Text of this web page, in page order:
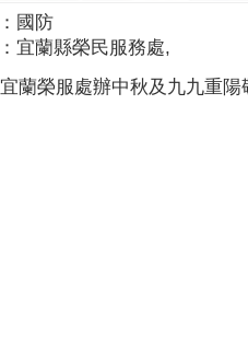
國防
宜蘭縣榮民服務處,
宜蘭榮服處辦中秋及九九重陽